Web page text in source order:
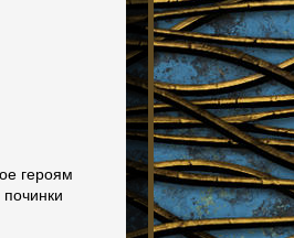
героям